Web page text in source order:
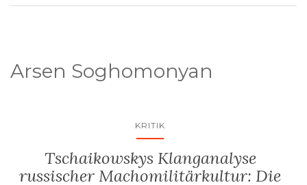
Arsen Soghomonyan
KRITIK
Tschaikowskys Klanganalyse
russischer Machomilitärkultur: Die